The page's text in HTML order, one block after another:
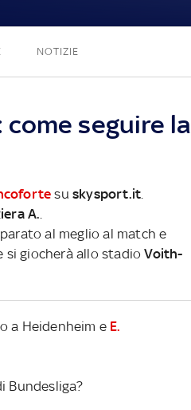
NOTIZIE
seguire la
suskysport.it
A.
al meglio al match e
si giocherà allo stadioVoith-
a Heidenheim e E.
Bundesliga?